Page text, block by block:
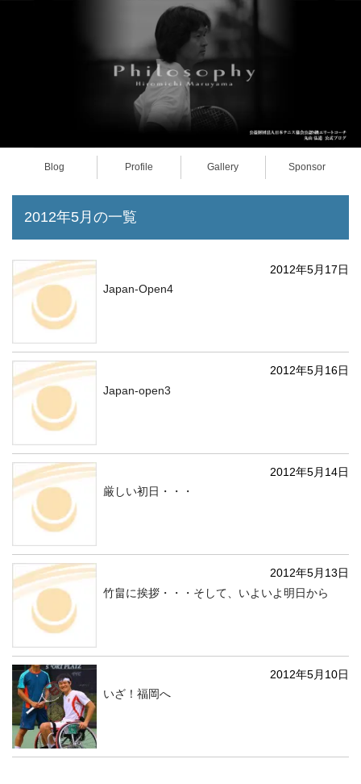
Blog Profile Gallery Sponsor
2012年5月の一覧
2012年5月17日
Japan-Open4
2012年5月16日
Japan-open3
2012年5月14日
厳しい初日・・・
2012年5月13日
竹畠に挨拶・・・そして、いよいよ明日から
2012年5月10日
いざ！福岡へ